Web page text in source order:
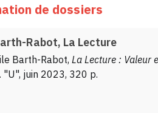
de dossiers
Rabot, La Lecture
Barth-Rabot, La Lecture : Valeur
"U", juin 2023, 320 p.